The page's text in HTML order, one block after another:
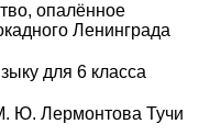
опалённое
Ленинграда
для 6 класса
Ю. Лермонтова Тучи